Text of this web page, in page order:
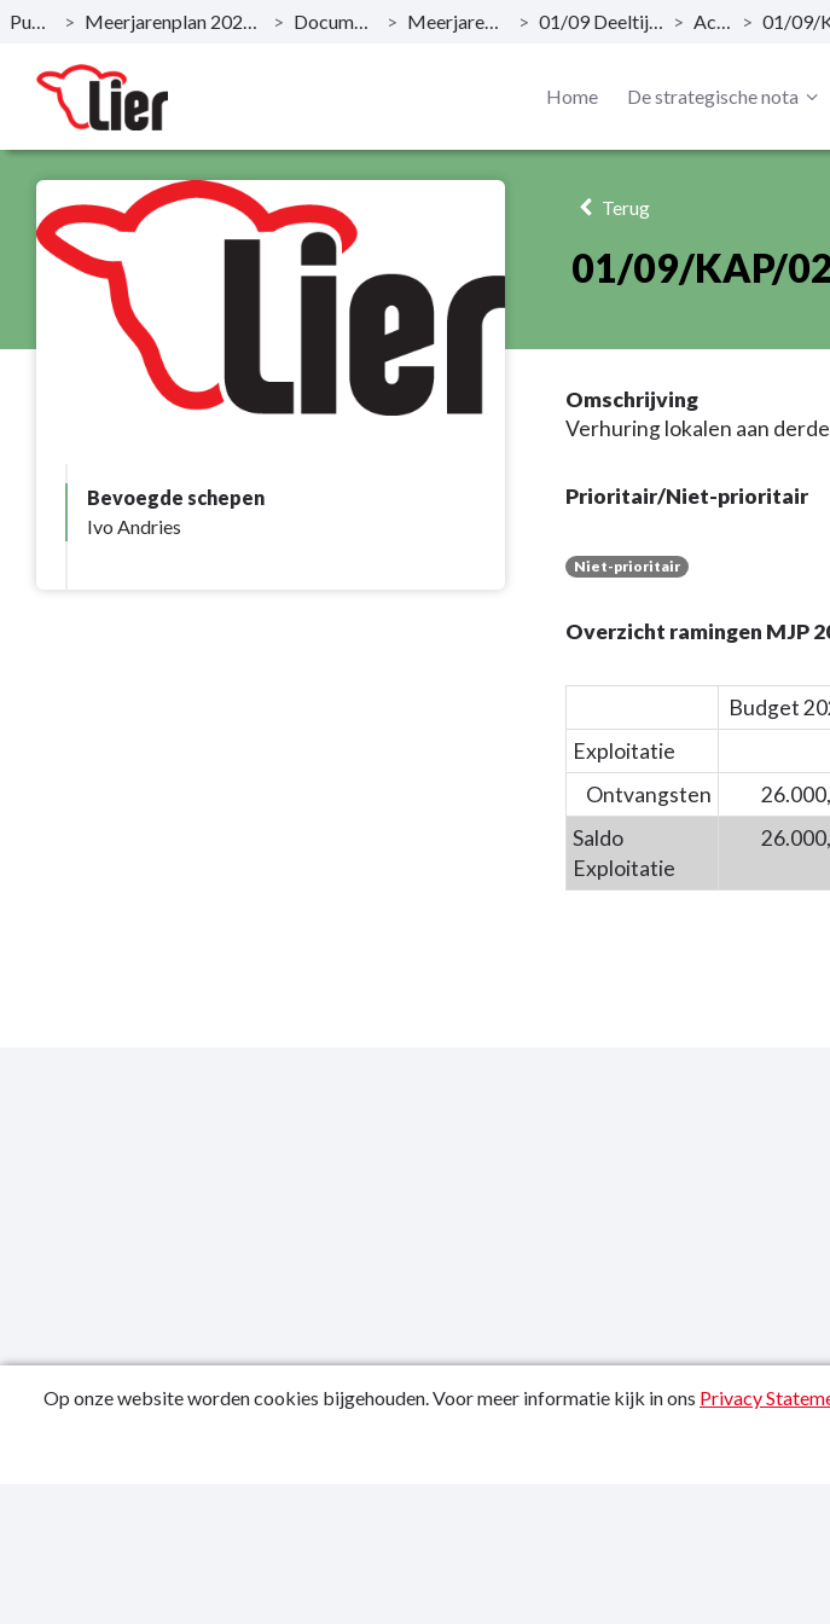
Naar hoofdinhoud
Publicaties > Meerjarenplan 2020-2025 - December 2019 > Documentatie AMJP > Meerjarenplan Overzicht > 01/09 Deeltijds kunstonderwijs > Actieplan >
Home De strategische nota
Terug
01/09/KAP/
Bevoegde schepen
Ivo Andries
Omschrijving
Verhuring lokalen aan
Prioritair/Niet-prioritair
Niet-prioritair
Overzicht ramingen MJP
Budget
Exploitatie
Ontvangsten
Saldo
Exploitatie
Op onze website worden cookies bijgehouden. Voor meer informatie kijk in ons Privacy